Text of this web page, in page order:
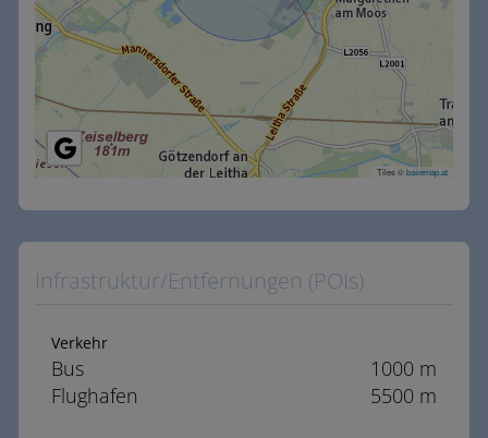
Tiles ©basemap.at
Infrastruktur/Entfernungen (POIs)
Verkehr
Bus
1000 m
Flughafen
5500 m